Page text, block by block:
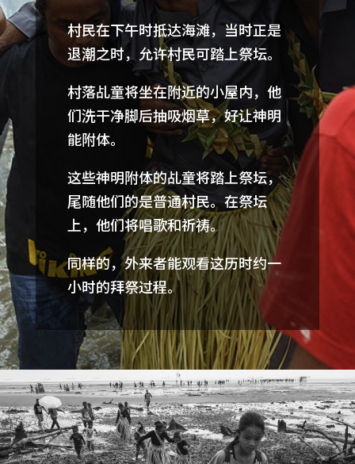
村民在下午时抵达海滩，当时正是
退潮之时，允许村民可踏上祭坛。
村落乩童将坐在附近的小屋内，他
们洗干净脚后抽吸烟草，好让神明
能附体。
这些神明附体的乩童将踏上祭坛，
尾随他们的是普通村民。在祭坛
上，他们将唱歌和祈祷。
同样的，外来者能观看这历时约一
小时的拜祭过程。